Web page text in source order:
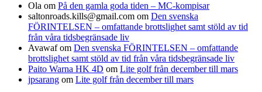
Ola om På den gamla goda tiden – MC-kompisar
saltonroads.kills@gmail.com om Den svenska
FÖRINTELSEN – omfattande brottslighet samt stöld av tid
från våra tidsbegränsade liv
Avawafom Den svenska FÖRINTELSEN – omfattande
brottslighet samt stöld av tid från våra tidsbegränsade liv
Paito Warna HK 4D om Lite golf från december till mars
jpsarang om Lite golf från december till mars